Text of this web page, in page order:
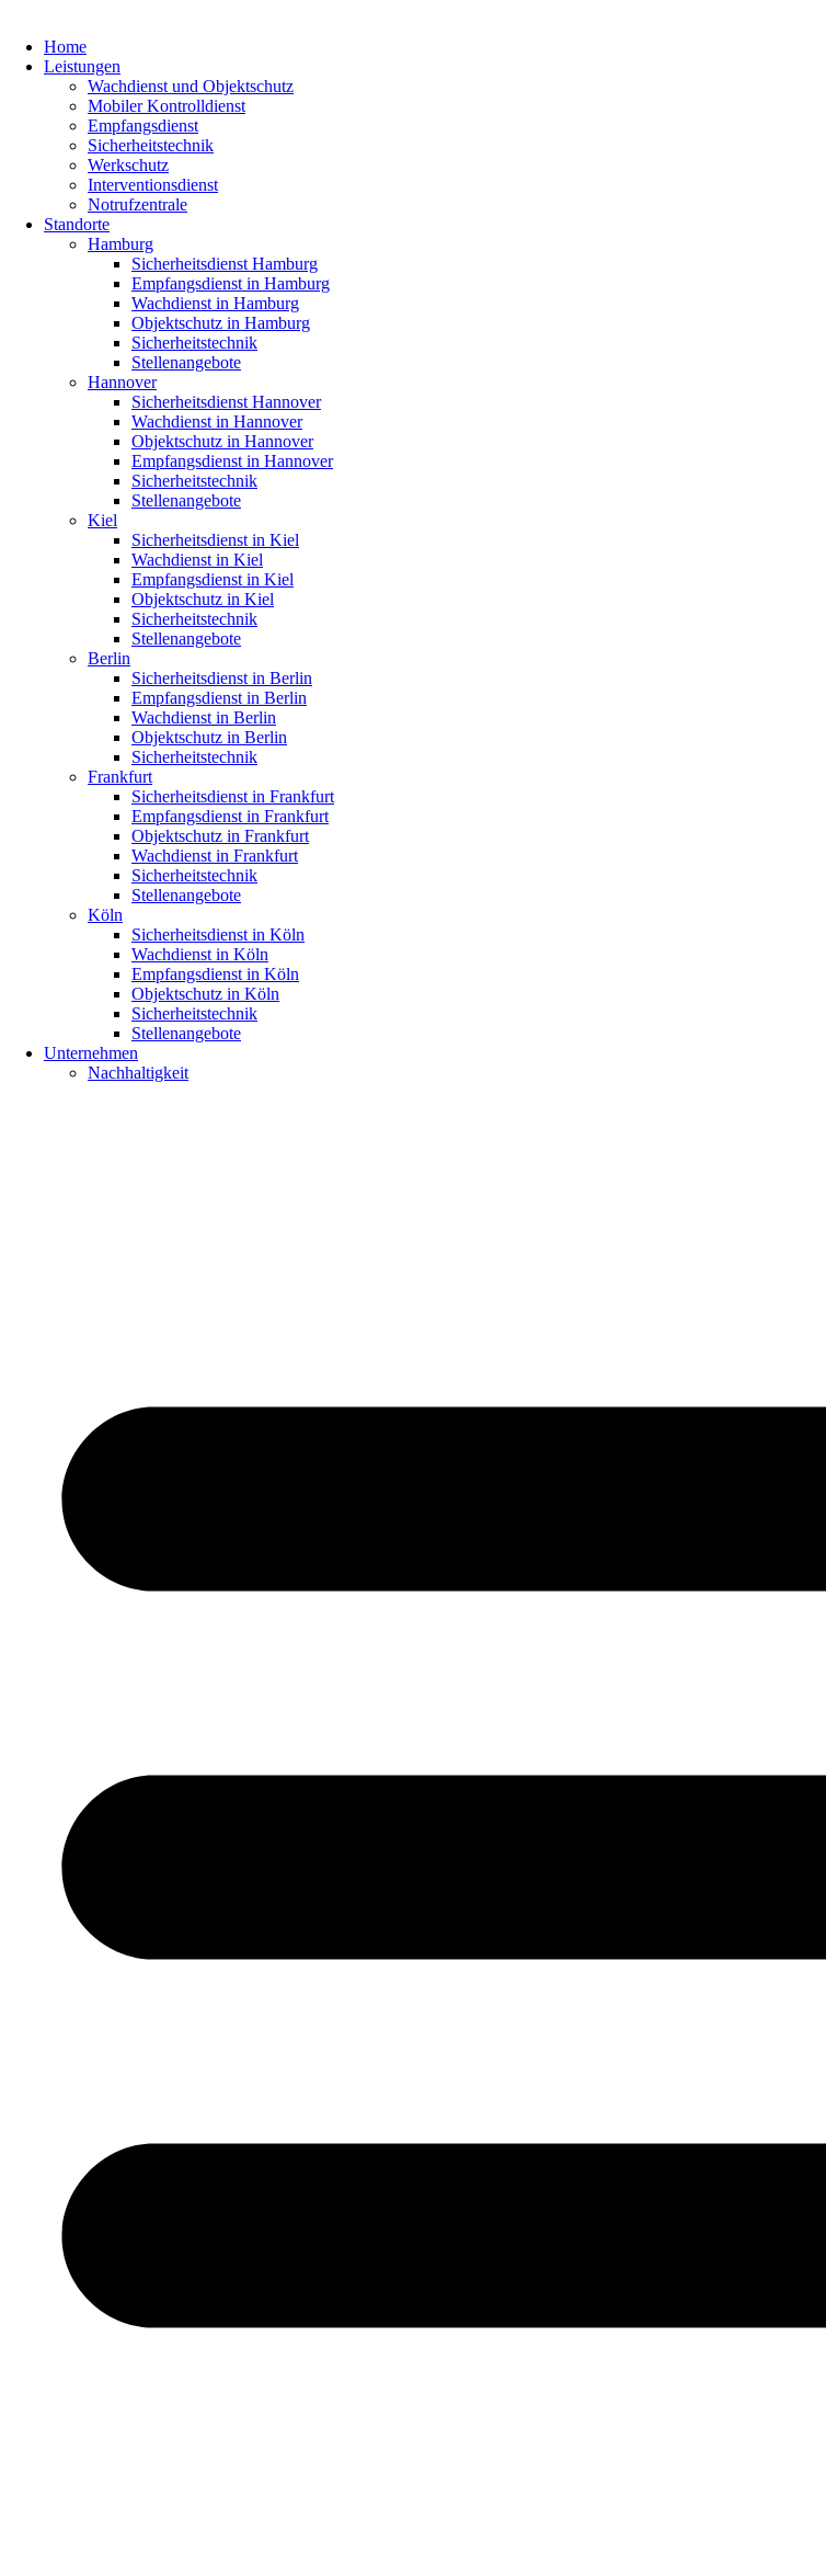
Home
Leistungen
Wachdienst und Objektschutz
Mobiler Kontrolldienst
Empfangsdienst
Sicherheitstechnik
Werkschutz
Interventionsdienst
Notrufzentrale
Standorte
Hamburg
Sicherheitsdienst Hamburg
Empfangsdienst in Hamburg
Wachdienst in Hamburg
Objektschutz in Hamburg
Sicherheitstechnik
Stellenangebote
Hannover
Sicherheitsdienst Hannover
Wachdienst in Hannover
Objektschutz in Hannover
Empfangsdienst in Hannover
Sicherheitstechnik
Stellenangebote
Kiel
Sicherheitsdienst in Kiel
Wachdienst in Kiel
Empfangsdienst in Kiel
Objektschutz in Kiel
Sicherheitstechnik
Stellenangebote
Berlin
Sicherheitsdienst in Berlin
Empfangsdienst in Berlin
Wachdienst in Berlin
Objektschutz in Berlin
Sicherheitstechnik
Frankfurt
Sicherheitsdienst in Frankfurt
Empfangsdienst in Frankfurt
Objektschutz in Frankfurt
Wachdienst in Frankfurt
Sicherheitstechnik
Stellenangebote
Köln
Sicherheitsdienst in Köln
Wachdienst in Köln
Empfangsdienst in Köln
Objektschutz in Köln
Sicherheitstechnik
Stellenangebote
Unternehmen
Nachhaltigkeit